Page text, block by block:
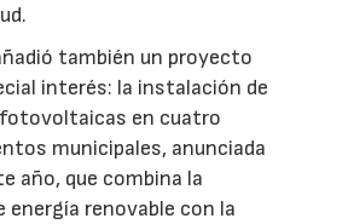
también un proyecto
interés: la instalación de
en cuatro
municipales, anunciada
año, que combina la
energía renovable con la